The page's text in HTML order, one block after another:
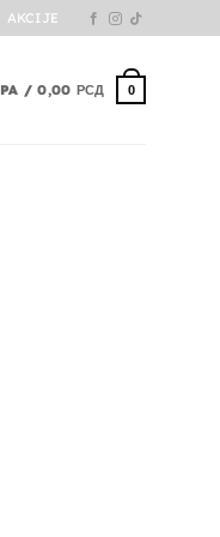
AKCIJE
/0,00 РСД 0